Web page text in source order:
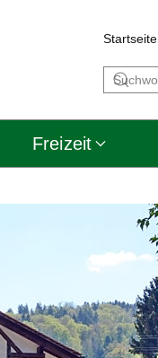
Startseite
Freizeit